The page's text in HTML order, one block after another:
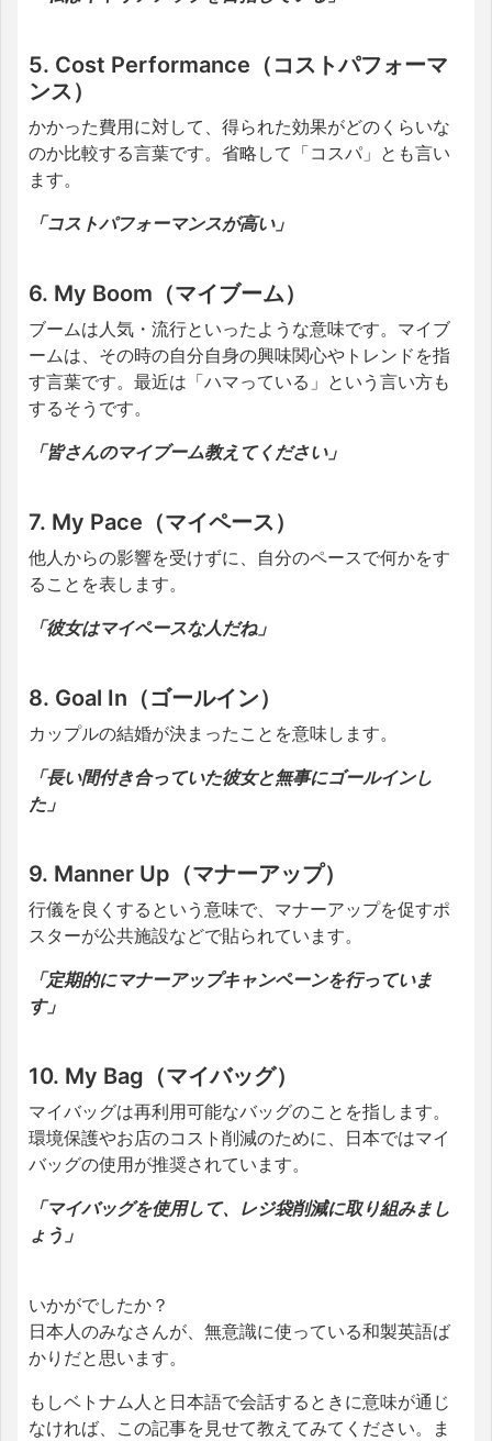
5. Cost Performance（コストパフォーマ
ンス）
かかった費用に対して、得られた効果がどのくらいな
のか比較する言葉です。省略して「コスパ」とも言い
ます。
「コストパフォーマンスが高い」
6. My Boom（マイブーム）
ブームは人気・流行といったような意味です。マイブ
ームは、その時の自分自身の興味関心やトレンドを指
す言葉です。最近は「ハマっている」という言い方も
するそうです。
「皆さんのマイブーム教えてください」
7. My Pace（マイペース）
他人からの影響を受けずに、自分のペースで何かをす
ることを表します。
「彼女はマイペースな人だね」
8. Goal In（ゴールイン）
カップルの結婚が決まったことを意味します。
「長い間付き合っていた彼女と無事にゴールインし
た」
9. Manner Up（マナーアップ）
行儀を良くするという意味で、マナーアップを促すポ
スターが公共施設などで貼られています。
「定期的にマナーアップキャンペーンを行っていま
す」
10. My Bag（マイバッグ）
マイバッグは再利用可能なバッグのことを指します。
環境保護やお店のコスト削減のために、日本ではマイ
バッグの使用が推奨されています。
「マイバッグを使用して、レジ袋削減に取り組みまし
ょう」
いかがでしたか？
日本人のみなさんが、無意識に使っている和製英語ば
かりだと思います。
もしベトナム人と日本語で会話するときに意味が通じ
なければ、この記事を見せて教えてみてください。ま